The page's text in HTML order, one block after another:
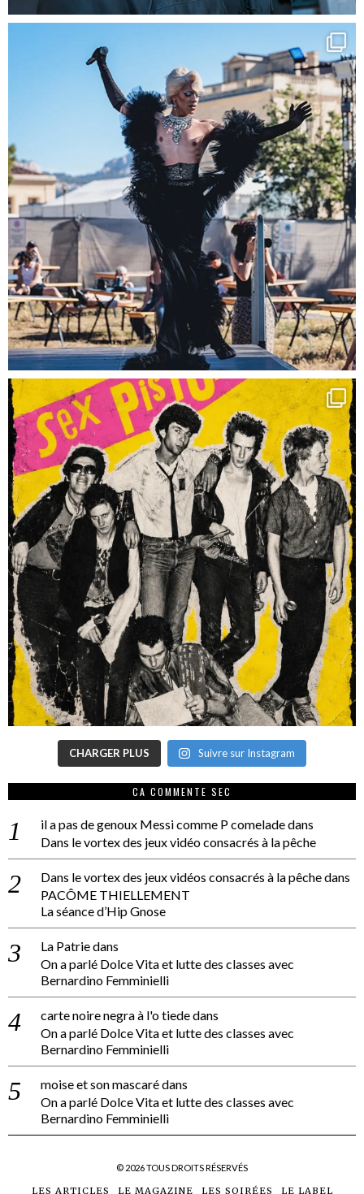
CHARGER PLUS Suivre sur Instagram
CA COMMENTE SEC
il a pas de genoux Messi comme P comeladedans
Dans le vortex des jeux vidéo consacrés à la pêche
Dans le vortex des jeux vidéos consacrés à la pêchedans
PACÔME THIELLEMENT
La séance d’Hip Gnose
La Patriedans
On a parlé Dolce Vita et lutte des classes avec
Bernardino Femminielli
carte noire negra à l'o tiededans
On a parlé Dolce Vita et lutte des classes avec
Bernardino Femminielli
moise et son mascarédans
On a parlé Dolce Vita et lutte des classes avec
Bernardino Femminielli
© 2026TOUS DROITS RÉSERVÉS
LES ARTICLES LE MAGAZINE LES SOIRÉES LE LABEL